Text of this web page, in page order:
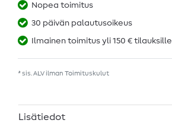
Nopea toimitus
30 päivän palautusoikeus
Ilmainen toimitus yli 150 € tilauksille
* sis. ALV ilman Toimituskulut
Lisätiedot